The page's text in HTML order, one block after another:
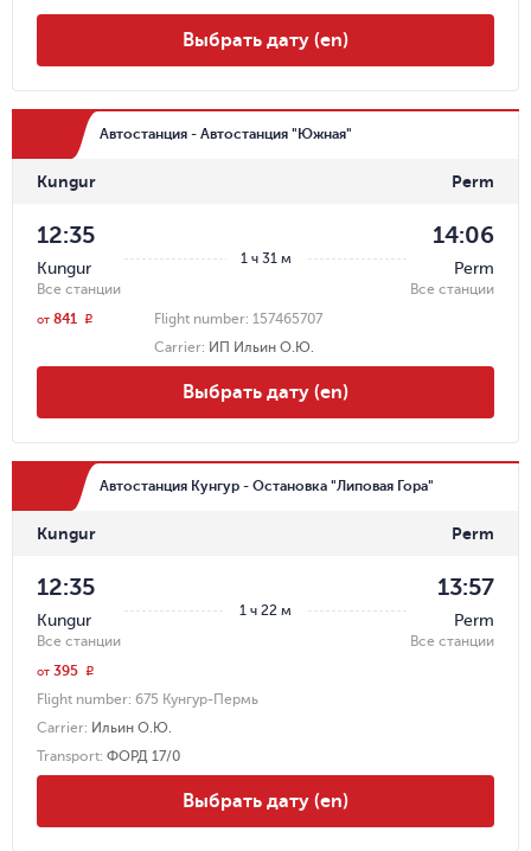
Выбрать дату (en)
Автостанция - Автостанция "Южная"
Kungur Perm
1 ч 31 м
12:35
Kungur
Все станции
14:06
Perm
Все станции
Flight number: 157465707
Carrier: ИП Ильин О.Ю.
от 841 r
Выбрать дату (en)
Автостанция Кунгур - Остановка "Липовая Гора"
Kungur Perm
1 ч 22 м
12:35
Kungur
Все станции
13:57
Perm
Все станции
Flight number: 675 Кунгур-Пермь
Carrier: Ильин О.Ю.
Transport: ФОРД 17/0
от 395 r
Выбрать дату (en)